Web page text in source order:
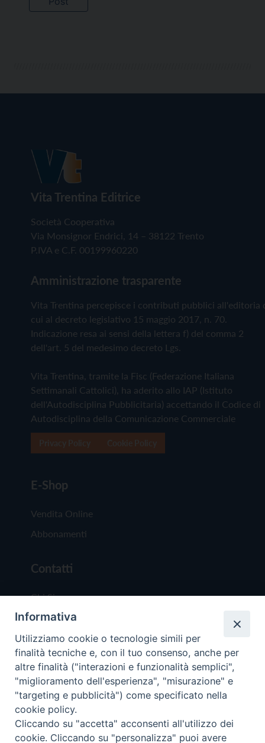
Vita Trentina Editrice
Società Cooperativa
Via Monsignor Endrici, 14 – 38122 Trento
P.IVA e C.F. 00199960220
Amministrazione trasparente
Vita Trentina percepisce i contributi pubblici all'editoria
cui al decreto legislativo 15 maggio 2017, n. 70.
Indicazione resa ai sensi della lettera f) del comma 2
dell'art. 5 del medesimo decreto Lgs.
Vita Trentina, tramite la Fisc (Federazione Italiana
Settimanali Cattolici), ha aderito allo IAP (Istituto
dell'Autodisciplina Pubblicitaria) accettando il Codice di
Autodisciplina della Comunicazione Commerciale
E-Shop
Vendita Online
Abbonamenti
Contatti
Chi Siamo
Redazione
Scrivici
Copyright © 2019 - Tutti i diritti riservati - Vita
Trentina Editrice
Informativa
Utilizziamo cookie o tecnologie simili per
finalità tecniche e, con il tuo consenso, anche per
altre finalità ("interazioni e funzionalità semplici",
"miglioramento dell'esperienza", "misurazione" e
"targeting e pubblicità") come specificato nella
cookie policy.
Cliccando su "accetta" acconsenti all'utilizzo dei
cookie. Cliccando su "personalizza" puoi avere